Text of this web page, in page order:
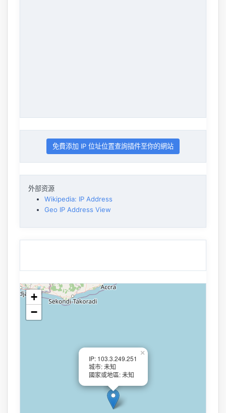
免費添加 IP 位址位置查詢插件至你的網站
外部资源
Wikipedia: IP Address
Geo IP Address View
IP: 103.3.249.251
城市: 未知
國家或地區: 未知
×
+
−